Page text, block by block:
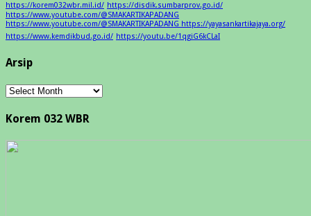
https://korem032wbr.mil.id/ https://disdik.sumbarprov.go.id/
https://www.youtube.com/@SMAKARTIKAPADANG
https://www.youtube.com/@SMAKARTIKAPADANG https://yayasankartikajaya.org/
https://www.kemdikbud.go.id/ https://youtu.be/1qgiG6kCLaI
Arsip
Arsip
Korem 032 WBR